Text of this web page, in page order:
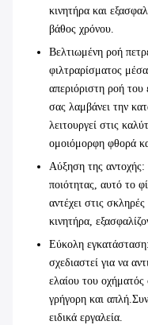
κινητήρα και
βάθος χρόνου.
Βελτιωμένη ροή
φιλτραρίσματος
απεριόριστη ροή του
σας λαμβάνει την
λειτουργεί στις
ομοιόμορφη φθορά
Αύξηση της αντοχής:
ποιότητας, αυτό το
αντέχει στις
κινητήρα,
Εύκολη εγκατάσταση
σχεδιαστεί για να
ελαίου του
γρήγορη και
ειδικά εργαλεία.